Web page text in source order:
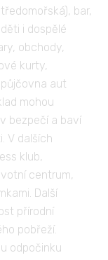
bar,
i dospělé
obchody,
kurty,
aut
mohou
bezpečí a baví
V dalších
klub,
centrum,
Další
přírodní
pobřeží.
odpočinku